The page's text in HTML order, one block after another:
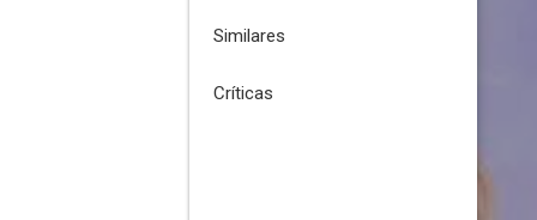
Similares
Críticas